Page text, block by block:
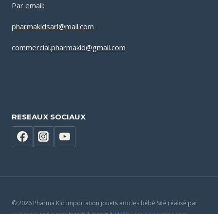
Par email:
pharmakidsarl@mail.com
commercial.pharmakid@gmail.com
RESEAUX SOCIAUX
© 2026 Pharma Kid importation jouets articles bébé Sité réalisé par